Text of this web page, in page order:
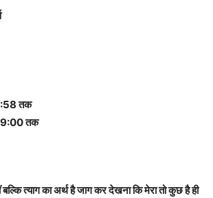
तक
तक
बल्कि त्याग का अर्थ है जाग कर देखना कि मेरा तो कुछ है ही